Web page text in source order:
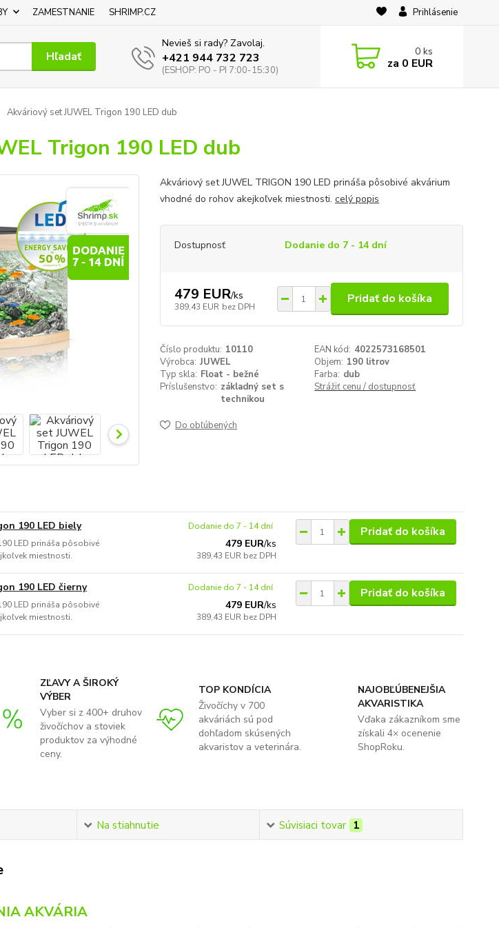
ZAMESTNANIE SHRIMP.CZ Prihlásenie
Hľadať
Nevieš si rady? Zavolaj.
+421 944 732 723
(ESHOP: PO - PI 7:00-15:30)
0 ks
za 0 EUR
Akváriový set JUWEL Trigon 190 LED dub
Trigon 190 LED dub
Akváriový set JUWEL TRIGON 190 LED prináša pôsobivé akvárium
vhodné do rohov akejkoľvek miestnosti. celý popis
Dostupnosť Dodanie do 7 - 14 dní
479 EUR/ks
389,43 EUR bez DPH
Pridať do košíka
Číslo produktu: 10110 EAN kód: 4022573168501
Výrobca: JUWEL Objem: 190 litrov
Typ skla: Float - bežné Farba: dub
Príslušenstvo: základný set s
technikou
Strážiť cenu / dostupnosť
Do obľúbených
190 LED biely
LED prináša pôsobivé
miestnosti.
479 EUR/ks
389,43 EUR bez DPH
Dodanie do 7 - 14 dní Pridať do košíka
190 LED čierny
LED prináša pôsobivé
miestnosti.
479 EUR/ks
389,43 EUR bez DPH
Dodanie do 7 - 14 dní Pridať do košíka
ZĽAVY A ŠIROKÝ
VÝBER
Vyber si z 400+ druhov
živočíchov a stoviek
produktov za výhodné
ceny.
TOP KONDÍCIA
Živočíchy v 700
akváriách sú pod
dohľadom skúsených
akvaristov a veterinára.
NAJOBĽÚBENEJŠIA
AKVARISTIKA
Vďaka zákazníkom sme
získali 4× ocenenie
ShopRoku.
Na stiahnutie Súvisiaci tovar 1
AKVÁRIA